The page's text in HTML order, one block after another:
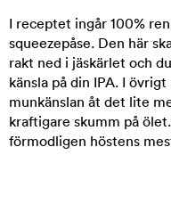
I receptet ingår 100%
squeezepåse. Den här
rakt ned i jäskärlet och
känsla på din IPA. I
munkänslan åt det lite
kraftigare skumm på
förmodligen höstens